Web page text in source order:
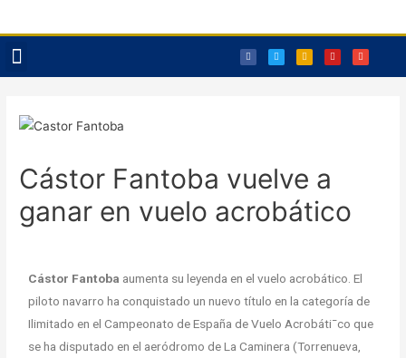
Cástor Fantoba vuelve a
ganar en vuelo acrobático
Cástor Fantoba aumenta su leyenda en el vuelo acrobático. El
piloto navarro ha conquistado un nuevo título en la categoría de
Ilimitado en el Campeonato de España de Vuelo Acrobáti¯co que
se ha disputado en el aeródromo de La Caminera (Torrenueva,